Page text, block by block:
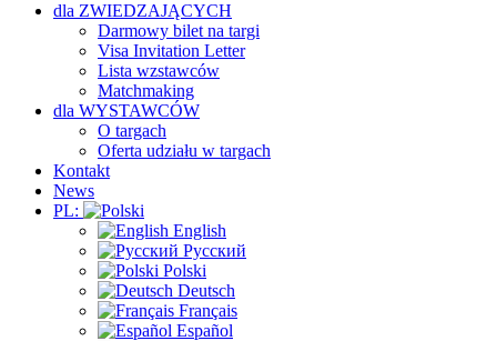
dla ZWIEDZAJĄCYCH
Darmowy bilet na targi
Visa Invitation Letter
Lista wzstawców
Matchmaking
dla WYSTAWCÓW
O targach
Oferta udziału w targach
Kontakt
News
PL:
English
Русский
Polski
Deutsch
Français
Español